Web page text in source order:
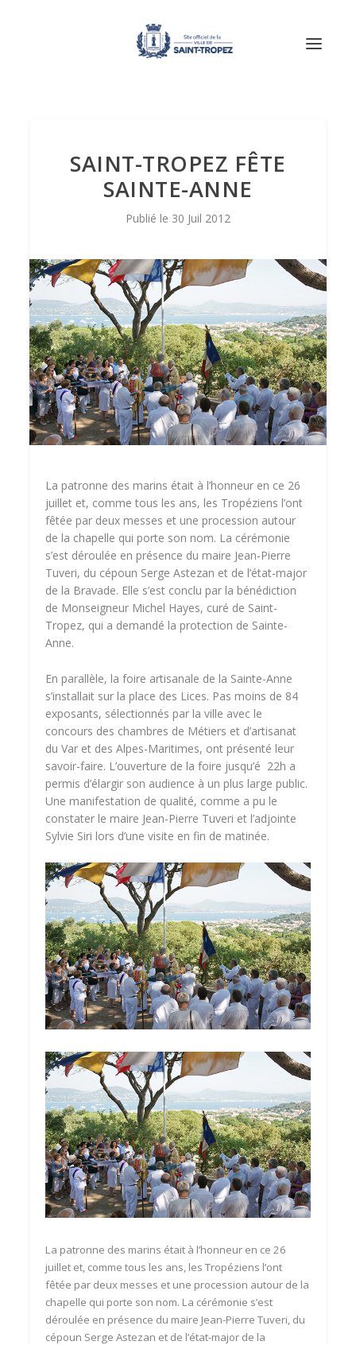
SAINT-TROPEZ FÊTE
SAINTE-ANNE
30 Juil 2012
La patronne des marins était à l’honneur en ce 26
juillet et, comme tous les ans, les Tropéziens l’ont
fêtée par deux messes et une procession autour
de la chapelle qui porte son nom. La cérémonie
s’est déroulée en présence du maire Jean-Pierre
Tuveri, du cépoun Serge Astezan et de l’état-major
de la Bravade. Elle s’est conclu par la bénédiction
de Monseigneur Michel Hayes, curé de Saint-
Tropez, qui a demandé la protection de Sainte-
Anne.
En parallèle, la foire artisanale de la Sainte-Anne
s’installait sur la place des Lices. Pas moins de 84
exposants, sélectionnés par la ville avec le
concours des chambres de Métiers et d’artisanat
du Var et des Alpes-Maritimes, ont présenté leur
savoir-faire. L’ouverture de la foire jusqu’é 22h a
permis d’élargir son audience à un plus large public.
Une manifestation de qualité, comme a pu le
constater le maire Jean-Pierre Tuveri et l’adjointe
Sylvie Siri lors d’une visite en fin de matinée.
La patronne des marins était à l’honneur en ce 26
juillet et, comme tous les ans, les Tropéziens l’ont
fêtée par deux messes et une procession autour de la
chapelle qui porte son nom. La cérémonie s’est
déroulée en présence du maire Jean-Pierre Tuveri, du
cépoun Serge Astezan et de l’état-major de la